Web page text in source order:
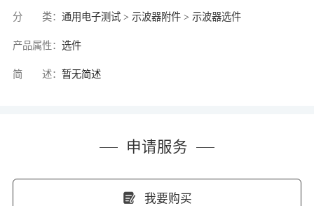
分 类： 通用电子测试 > 示波器附件 > 示波器选件
产品属性： 选件
简 述： 暂无简述
申请服务
我要购买